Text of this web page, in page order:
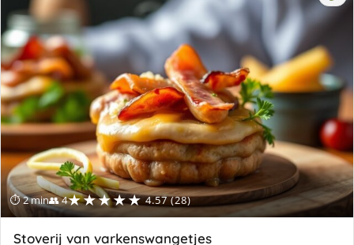
⏱ 2 min👥 4★★★★★ 4.57 (28)
Stoverij van varkenswangetjes